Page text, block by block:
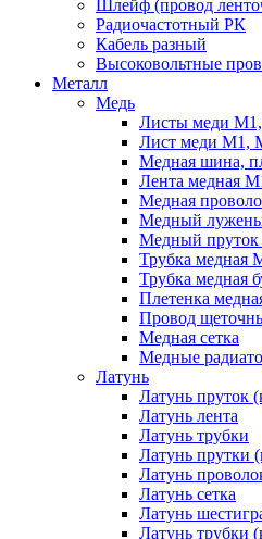
Шлейф (провод
Радиочастотный РК
Кабель разный
Высоковольтные
Металл
Медь
Листы меди
Лист меди М1,
Медная шина,
Лента медная
Медная
Медный
Медный
Трубка медная
Трубка медная
Плетенка
Провод
Медная сетка
Медные
Латунь
Латунь пруток
Латунь лента
Латунь трубки
Латунь прутки
Латунь
Латунь сетка
Латунь
Латунь трубки